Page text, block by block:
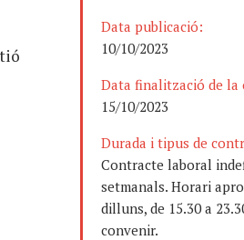
Data publicació:
10/10/2023
Data finalització de la
15/10/2023
Durada i tipus de
Contracte laboral
setmanals. Horari
dilluns, de 15.30 a
convenir.